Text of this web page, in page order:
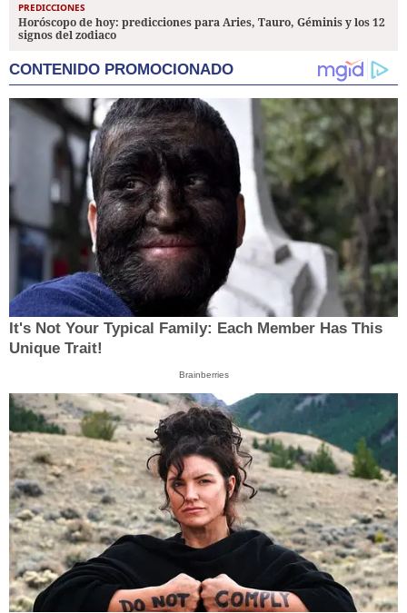
PREDICCIONES
Horóscopo de hoy: predicciones para Aries, Tauro, Géminis y los 12
signos del zodiaco
CONTENIDO PROMOCIONADO
It's Not Your Typical Family: Each Member Has This
Unique Trait!
Brainberries